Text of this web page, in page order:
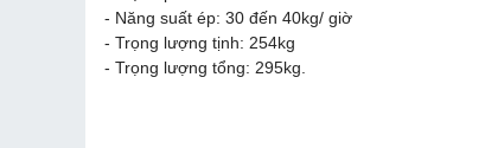
- Năng suất ép: 30 đến 40kg/ giờ
- Trọng lượng tịnh: 254kg
- Trọng lượng tổng: 295kg.